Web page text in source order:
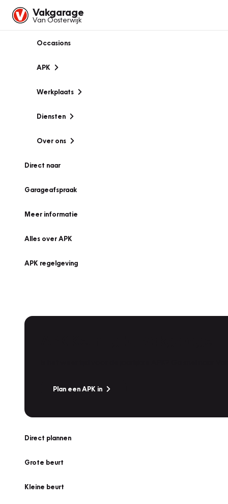
Vakgarage
Van Oosterwijk
Occasions
APK
Werkplaats
Diensten
Over ons
Direct naar
Garageafspraak
Meer informatie
Alles over APK
APK regelgeving
Plan een APK in
Direct plannen
Grote beurt
Kleine beurt